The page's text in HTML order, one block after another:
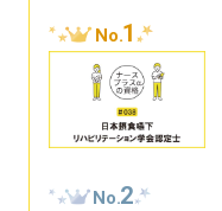
No.1
No.2